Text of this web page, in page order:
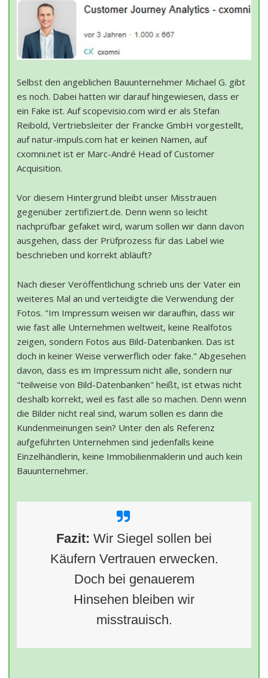
Selbst den angeblichen Bauunternehmer Michael G. gibt
es noch. Dabei hatten wir darauf hingewiesen, dass er
ein Fake ist. Auf scopevisio.com wird er als Stefan
Reibold, Vertriebsleiter der Francke GmbH vorgestellt,
auf natur-impuls.com hat er keinen Namen, auf
cxomni.net ist er Marc-André Head of Customer
Acquisition.
Vor diesem Hintergrund bleibt unser Misstrauen
gegenüber zertifiziert.de. Denn wenn so leicht
nachprüfbar gefaket wird, warum sollen wir dann davon
ausgehen, dass der Prüfprozess für das Label wie
beschrieben und korrekt abläuft?
Nach dieser Veröffentlichung schrieb uns der Vater ein
weiteres Mal an und verteidigte die Verwendung der
Fotos. "Im Impressum weisen wir daraufhin, dass wir
wie fast alle Unternehmen weltweit, keine Realfotos
zeigen, sondern Fotos aus Bild-Datenbanken. Das ist
doch in keiner Weise verwerflich oder fake." Abgesehen
davon, dass es im Impressum nicht alle, sondern nur
"teilweise von Bild-Datenbanken" heißt, ist etwas nicht
deshalb korrekt, weil es fast alle so machen. Denn wenn
die Bilder nicht real sind, warum sollen es dann die
Kundenmeinungen sein? Unter den als Referenz
aufgeführten Unternehmen sind jedenfalls keine
Einzelhändlerin, keine Immobilienmaklerin und auch kein
Bauunternehmer.
Fazit: Wir Siegel sollen bei
Käufern Vertrauen erwecken.
Doch bei genauerem
Hinsehen bleiben wir
misstrauisch.